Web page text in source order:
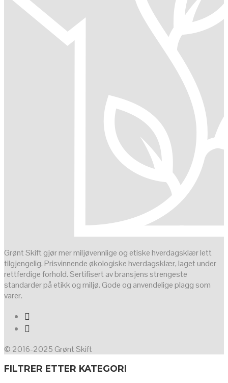
Grønt Skift gjør mer miljøvennlige og etiske hverdagsklær lett
tilgjengelig. Prisvinnende økologiske hverdagsklær, laget under
rettferdige forhold. Sertifisert av bransjens strengeste
standarder på etikk og miljø. Gode og anvendelige plagg som
varer.
© 2016-2025 Grønt Skift
FILTRER ETTER KATEGORI